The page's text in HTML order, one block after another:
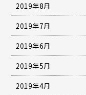
2019年8月
2019年7月
2019年6月
2019年5月
2019年4月